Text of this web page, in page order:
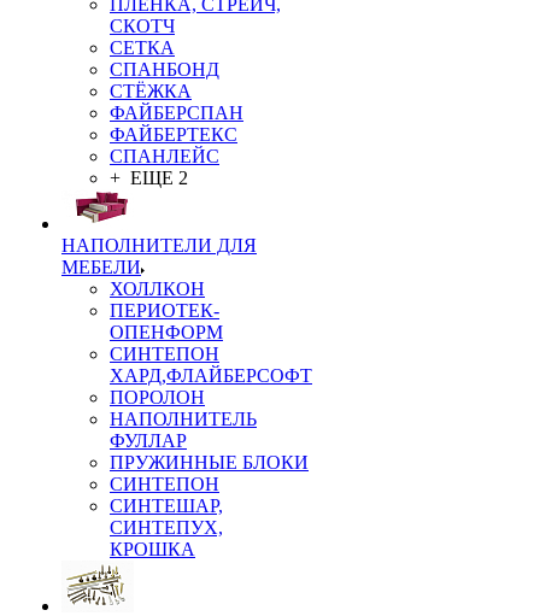
ПЛЁНКА, СТРЕЙЧ,
СКОТЧ
СЕТКА
СПАНБОНД
СТЁЖКА
ФАЙБЕРСПАН
ФАЙБЕРТЕКС
СПАНЛЕЙС
+ ЕЩЕ 2
НАПОЛНИТЕЛИ ДЛЯ
МЕБЕЛИ
ХОЛЛКОН
ПЕРИОТЕК-
ОПЕНФОРМ
СИНТЕПОН
ХАРД,ФЛАЙБЕРСОФТ
ПОРОЛОН
НАПОЛНИТЕЛЬ
ФУЛЛАР
ПРУЖИННЫЕ БЛОКИ
СИНТЕПОН
СИНТЕШАР,
СИНТЕПУХ,
КРОШКА